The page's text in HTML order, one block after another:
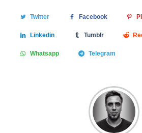
Twitter Facebook
Linkedin Tumblr
Whatsapp Telegram